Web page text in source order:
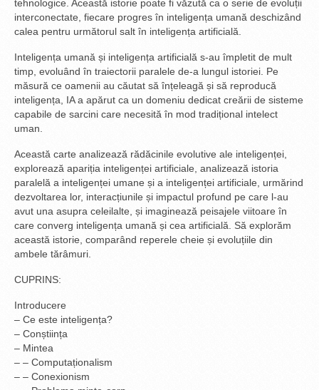
tehnologice. Această istorie poate fi văzută ca o serie de evoluții
interconectate, fiecare progres în inteligența umană deschizând
calea pentru următorul salt în inteligența artificială.
Inteligența umană și inteligența artificială s-au împletit de mult
timp, evoluând în traiectorii paralele de-a lungul istoriei. Pe
măsură ce oamenii au căutat să înțeleagă și să reproducă
inteligența, IA a apărut ca un domeniu dedicat creării de sisteme
capabile de sarcini care necesită în mod tradițional intelect
uman.
Această carte analizează rădăcinile evolutive ale inteligenței,
explorează apariția inteligenței artificiale, analizează istoria
paralelă a inteligenței umane și a inteligenței artificiale, urmărind
dezvoltarea lor, interacțiunile și impactul profund pe care l-au
avut una asupra celeilalte, și imaginează peisajele viitoare în
care converg inteligența umană și cea artificială. Să explorăm
această istorie, comparând reperele cheie și evoluțiile din
ambele tărâmuri.
CUPRINS:
Introducere
– Ce este inteligența?
– Conștiința
– Mintea
– – Computaționalism
– – Conexionism